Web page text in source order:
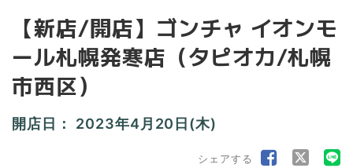
【新店/開店】ゴンチャ イオンモ
ール札幌発寒店（タピオカ/札幌
市西区）
開店日： 2023年4月20日(木)
シェアする